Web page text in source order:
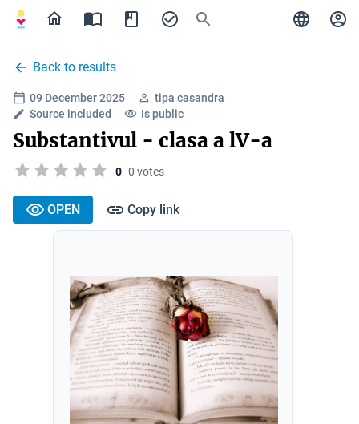
Back to results
09 December 2025
tipa casandra
Source included
Is public
Substantivul - clasa a lV-a
0 0 votes
OPEN Copy link